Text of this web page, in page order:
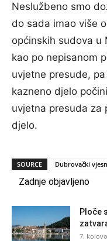
Neslužbeno smo
do sada imao više
općinskih sudova u
kao po nepisanom
uvjetne presude,
kazneno djelo
uvjetna presuda za
djelo.
SOURCE Dubrovački
Zadnje objavljeno
Ploče
7.